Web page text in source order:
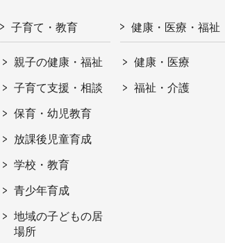
子育て・教育
親子の健康・福祉
子育て支援・相談
保育・幼児教育
放課後児童育成
学校・教育
青少年育成
地域の子どもの居
場所
健康・医療・福祉
健康・医療
福祉・介護